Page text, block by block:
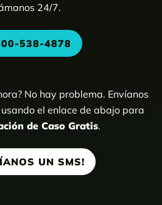
24/7.
538-4878
No hay problema. Envíanos
el enlace de abajo para
de Caso Gratis.
UN SMS!